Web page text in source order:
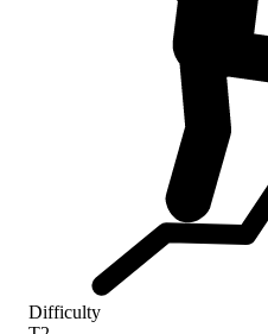
Difficulty